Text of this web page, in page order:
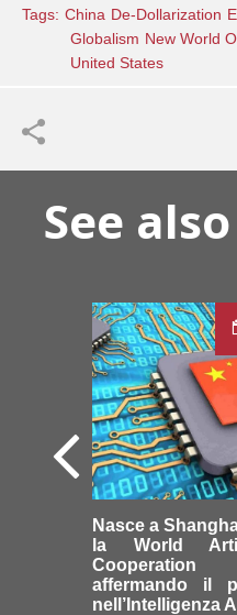
Tags: China De-Dollarization
Globalism New World
United States
See also
Nasce a
la World
affermando il
nell’Intelligenza